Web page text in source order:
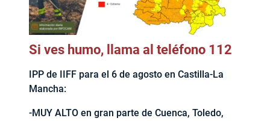
Si ves humo, llama al teléfono 112
IPP de IIFF para el 6 de agosto en Castilla-La
Mancha:
-MUY ALTO en gran parte de Cuenca, Toledo,